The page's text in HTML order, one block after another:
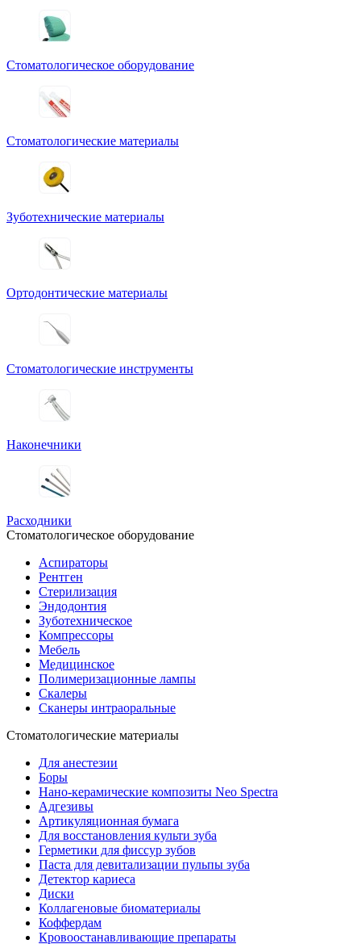
Стоматологическое оборудование
Стоматологические материалы
Зуботехнические материалы
Ортодонтические материалы
Стоматологические инструменты
Наконечники
Расходники
Стоматологическое оборудование
Аспираторы
Рентген
Стерилизация
Эндодонтия
Зуботехническое
Компрессоры
Мебель
Медицинское
Полимеризационные лампы
Скалеры
Сканеры интраоральные
Стоматологические материалы
Для анестезии
Боры
Нано-керамические композиты Neo Spectra
Адгезивы
Артикуляционная бумага
Для восстановления культи зуба
Герметики для фиссур зубов
Паста для девитализации пульпы зуба
Детектор кариеса
Диски
Коллагеновые биоматериалы
Коффердам
Кровоостанавливающие препараты